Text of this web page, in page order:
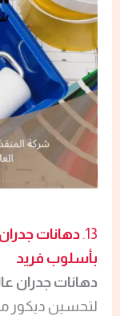
13. دهانات
بأسلوب فريد
دهانات جدران
لتحسين ديكور